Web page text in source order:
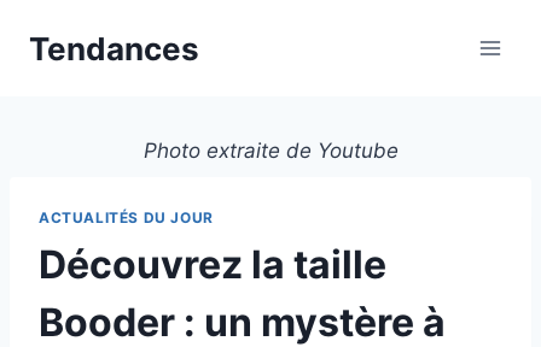
Tendances
Photo extraite de Youtube
ACTUALITÉS DU JOUR
Découvrez la taille
Booder : un mystère à